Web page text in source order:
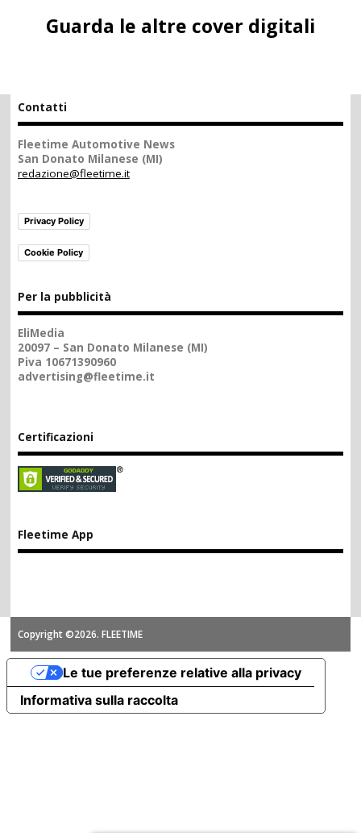
Guarda le altre cover digitali
Contatti
Fleetime Automotive News
San Donato Milanese (MI)
redazione@fleetime.it
Privacy Policy
Cookie Policy
Per la pubblicità
EliMedia
20097 – San Donato Milanese (MI)
Piva 10671390960
advertising@fleetime.it
Certificazioni
Fleetime App
Copyright ©2026. FLEETIME
Informativa sulla raccolta
Le tue preferenze relative alla privacy